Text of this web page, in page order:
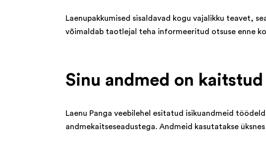
Laenupakkumised sisaldavad kogu vajalikku teavet,
võimaldab taotlejal teha informeeritud otsuse enne
Sinu andmed on kaitstud
Laenu Panga veebilehel esitatud isikuandmeid
andmekaitseseadustega. Andmeid kasutatakse